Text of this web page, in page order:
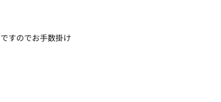
すのでお手数掛け